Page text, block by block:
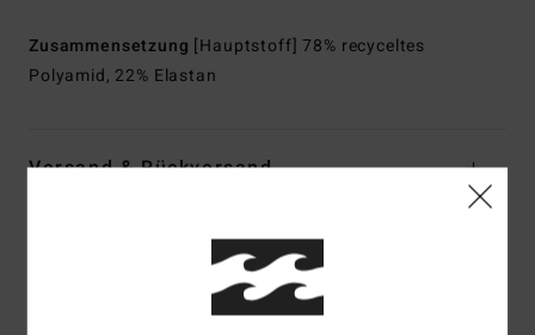
Zusammensetzung [Hauptstoff] 78% recyceltes
Polyamid, 22% Elastan
Versand & Rückversand
Kundenbewertungen